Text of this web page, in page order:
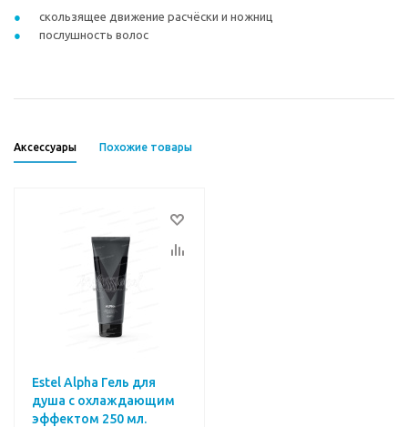
скользящее движение расчёски и ножниц
послушность волос
Аксессуары Похожие товары
Estel Alpha Гель для
душа с охлаждающим
эффектом 250 мл.